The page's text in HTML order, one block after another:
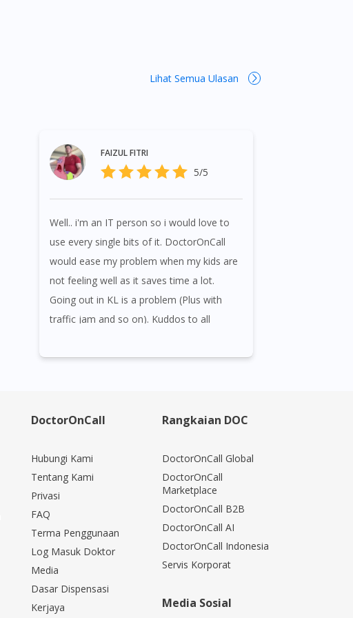
Lihat Semua Ulasan
FAIZUL FITRI
5/5
Well.. i'm an IT person so i would love to
use every single bits of it. DoctorOnCall
would ease my problem when my kids are
not feeling well as it saves time a lot.
Going out in KL is a problem (Plus with
traffic jam and so on). Kuddos to all
DoctorOnCall
Hubungi Kami
Tentang Kami
Privasi
FAQ
Terma Penggunaan
Log Masuk Doktor
Media
Dasar Dispensasi
Kerjaya
Rangkaian DOC
DoctorOnCall Global
DoctorOnCall
Marketplace
DoctorOnCall B2B
DoctorOnCall AI
DoctorOnCall Indonesia
Servis Korporat
Media Sosial